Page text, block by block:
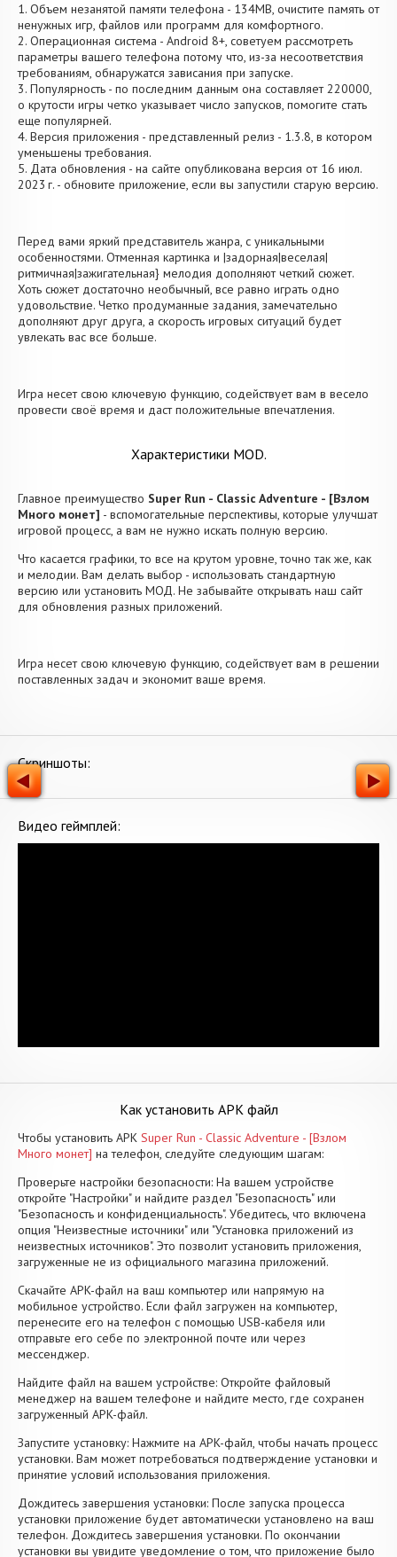
1. Объем незанятой памяти телефона - 134MB, очистите память от
ненужных игр, файлов или программ для комфортного.
2. Операционная система - Android 8+, советуем рассмотреть
параметры вашего телефона потому что, из-за несоответствия
требованиям, обнаружатся зависания при запуске.
3. Популярность - по последним данным она составляет 220000,
о крутости игры четко указывает число запусков, помогите стать
еще популярней.
4. Версия приложения - представленный релиз - 1.3.8, в котором
уменьшены требования.
5. Дата обновления - на сайте опубликована версия от 16 июл.
2023 г. - обновите приложение, если вы запустили старую версию.
Перед вами яркий представитель жанра, с уникальными
особенностями. Отменная картинка и |задорная|веселая|
ритмичная|зажигательная} мелодия дополняют четкий сюжет.
Хоть сюжет достаточно необычный, все равно играть одно
удовольствие. Четко продуманные задания, замечательно
дополняют друг друга, а скорость игровых ситуаций будет
увлекать вас все больше.
Игра несет свою ключевую функцию, содействует вам в весело
провести своё время и даст положительные впечатления.
Характеристики MOD.
Главное преимущество Super Run - Classic Adventure - [Взлом
Много монет] - вспомогательные перспективы, которые улучшат
игровой процесс, а вам не нужно искать полную версию.
Что касается графики, то все на крутом уровне, точно так же, как
и мелодии. Вам делать выбор - использовать стандартную
версию или установить МОД. Не забывайте открывать наш сайт
для обновления разных приложений.
Игра несет свою ключевую функцию, содействует вам в решении
поставленных задач и экономит ваше время.
Скриншоты:
Видео геймплей:
Как установить APK файл
Чтобы установить APK Super Run - Classic Adventure - [Взлом
Много монет] на телефон, следуйте следующим шагам:
Проверьте настройки безопасности: На вашем устройстве
откройте "Настройки" и найдите раздел "Безопасность" или
"Безопасность и конфиденциальность". Убедитесь, что включена
опция "Неизвестные источники" или "Установка приложений из
неизвестных источников". Это позволит установить приложения,
загруженные не из официального магазина приложений.
Скачайте APK-файл на ваш компьютер или напрямую на
мобильное устройство. Если файл загружен на компьютер,
перенесите его на телефон с помощью USB-кабеля или
отправьте его себе по электронной почте или через
мессенджер.
Найдите файл на вашем устройстве: Откройте файловый
менеджер на вашем телефоне и найдите место, где сохранен
загруженный APK-файл.
Запустите установку: Нажмите на APK-файл, чтобы начать процесс
установки. Вам может потребоваться подтверждение установки и
принятие условий использования приложения.
Дождитесь завершения установки: После запуска процесса
установки приложение будет автоматически установлено на ваш
телефон. Дождитесь завершения установки. По окончании
установки вы увидите уведомление о том, что приложение было